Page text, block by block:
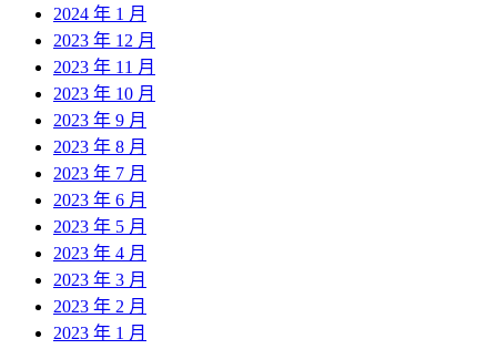
2024 年 1 月
2023 年 12 月
2023 年 11 月
2023 年 10 月
2023 年 9 月
2023 年 8 月
2023 年 7 月
2023 年 6 月
2023 年 5 月
2023 年 4 月
2023 年 3 月
2023 年 2 月
2023 年 1 月